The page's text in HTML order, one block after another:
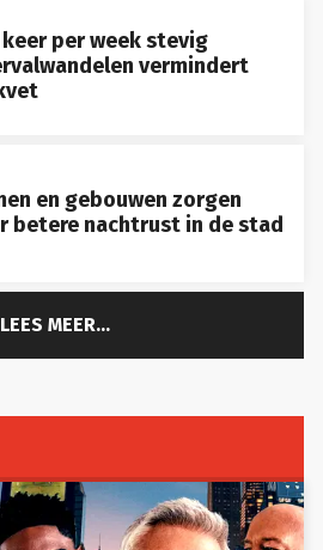
keer per week stevig
vermindert
en gebouwen zorgen
betere nachtrust in de stad
LEES MEER...